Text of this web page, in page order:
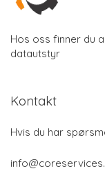
Hos oss finner du
datautstyr
Kontakt
Hvis du har